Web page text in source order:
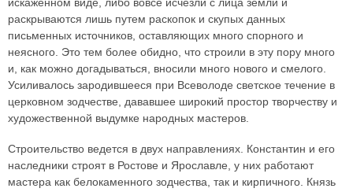
раскрываются лишь путем раскопок и скупых данных
письменных источников, оставляющих много спорного и
неясного. Это тем более обидно, что строили в эту пору много
и, как можно догадываться, вносили много нового и смелого.
Усиливалось зародившееся при Всеволоде светское течение в
церковном зодчестве, дававшее широкий простор творчеству и
художественной выдумке народных мастеров.
Строительство ведется в двух направлениях. Константин и его
наследники строят в Ростове и Ярославле, у них работают
мастера как белокаменного зодчества, так и кирпичного. Князь